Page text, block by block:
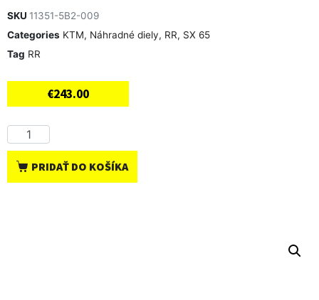
SKU 11351-5B2-009
Categories KTM, Náhradné diely, RR, SX 65
Tag RR
€243.00
PRIDAŤ DO KOŠÍKA